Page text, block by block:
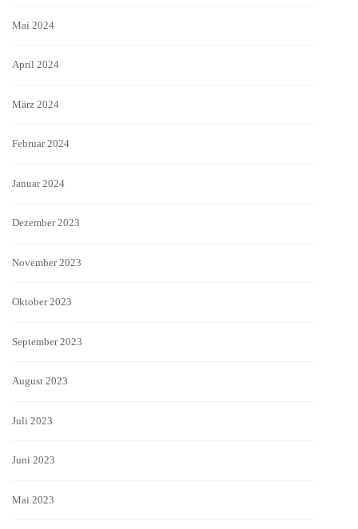
Mai 2024
April 2024
März 2024
Februar 2024
Januar 2024
Dezember 2023
November 2023
Oktober 2023
September 2023
August 2023
Juli 2023
Juni 2023
Mai 2023